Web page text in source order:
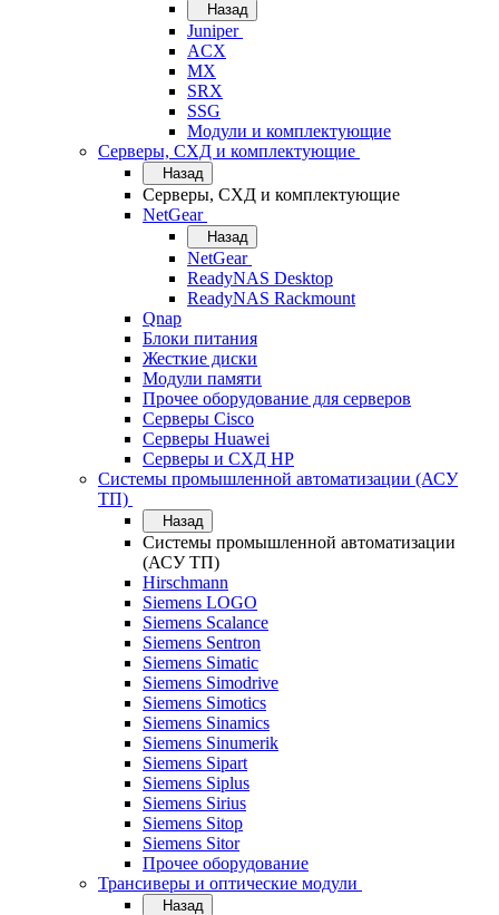
Назад
Juniper
ACX
MX
SRX
SSG
Модули и комплектующие
Серверы, СХД и комплектующие
Назад
Серверы, СХД и комплектующие
NetGear
Назад
NetGear
ReadyNAS Desktop
ReadyNAS Rackmount
Qnap
Блоки питания
Жесткие диски
Модули памяти
Прочее оборудование для серверов
Серверы Cisco
Серверы Huawei
Серверы и СХД HP
Системы промышленной автоматизации (АСУ
ТП)
Назад
Системы промышленной автоматизации
(АСУ ТП)
Hirschmann
Siemens LOGO
Siemens Scalance
Siemens Sentron
Siemens Simatic
Siemens Simodrive
Siemens Simotics
Siemens Sinamics
Siemens Sinumerik
Siemens Sipart
Siemens Siplus
Siemens Sirius
Siemens Sitop
Siemens Sitor
Прочее оборудование
Трансиверы и оптические модули
Назад